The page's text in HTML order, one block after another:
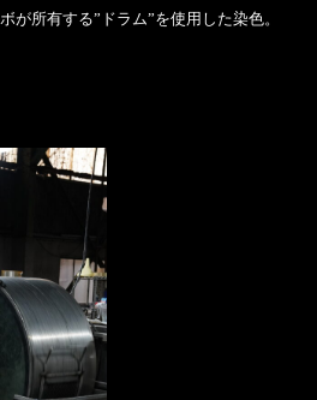
が所有する”ドラム”を使用した染色。